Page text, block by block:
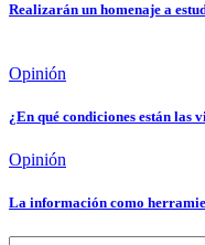
Realizarán un homenaje a
Opinión
¿En qué condiciones están las
Opinión
La información como